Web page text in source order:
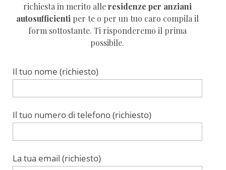
richiesta in merito alleresidenze per anziani
autosufficienti per te o per un tuo caro compila il
form sottostante. Ti risponderemo il prima
possibile.
Il tuo nome (richiesto)
Il tuo numero di telefono (richiesto)
La tua email (richiesto)